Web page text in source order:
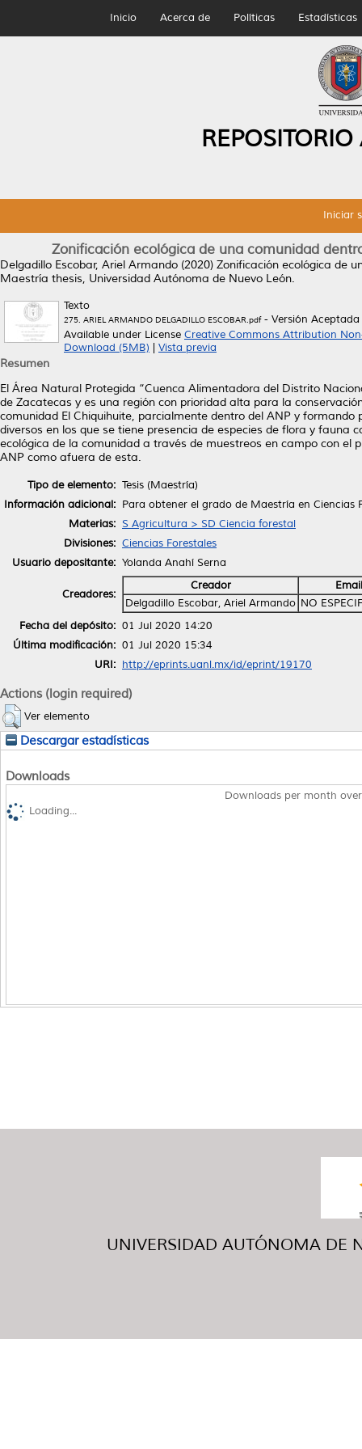
Inicio Acerca de Políticas Estadísticas
Iniciar
Zonificación ecológica de una comunidad
Delgadillo Escobar, Ariel Armando (2020) Zonificación ecológica de
Maestría thesis, Universidad Autónoma de Nuevo León.
Texto
275. ARIEL ARMANDO DELGADILLO ESCOBAR.pdf- Versión Aceptada
Available under License Creative Commons Attribution
Download (5MB)
Vista previa
Resumen
El Área Natural Protegida “Cuenca Alimentadora del Distrito
de Zacatecas y es una región con prioridad alta para la
comunidad El Chiquihuite, parcialmente dentro del ANP y
diversos en los que se tiene presencia de especies de flora y
ecológica de la comunidad a través de muestreos en campo con
ANP como afuera de esta.
Tipo de elemento: Tesis (Maestría)
Información adicional: Para obtener el grado de Maestría en Ciencias
Materias: S Agricultura > SD Ciencia forestal
Divisiones: Ciencias Forestales
Usuario depositante: Yolanda Anahí Serna
Creadores:
Creador
Email
Delgadillo Escobar, Ariel Armando NO
Fecha del depósito: 01 Jul 2020 14:20
Última modificación: 01 Jul 2020 15:34
URI: http://eprints.uanl.mx/id/eprint/19170
Actions (login required)
Ver elemento
Descargar estadísticas
Downloads
Downloads per month
Loading...
UNIVERSIDAD AUTÓNOMA DE